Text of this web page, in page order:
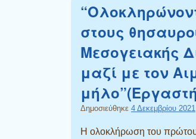
στους
Μεσογειακής
μαζί με τον
Δημοσιεύθηκε 4 Δεκεμβρίου 2021
Η ολοκλήρωση του